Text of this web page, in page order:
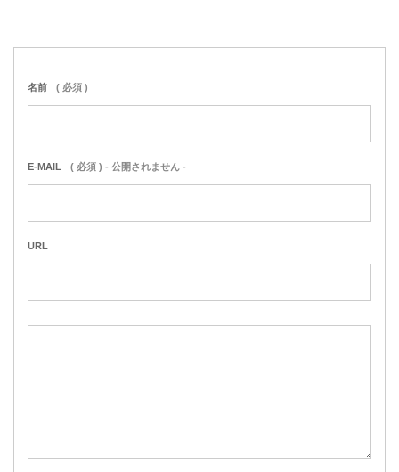
名前 ( 必須 )
E-MAIL ( 必須 ) - 公開されません -
URL